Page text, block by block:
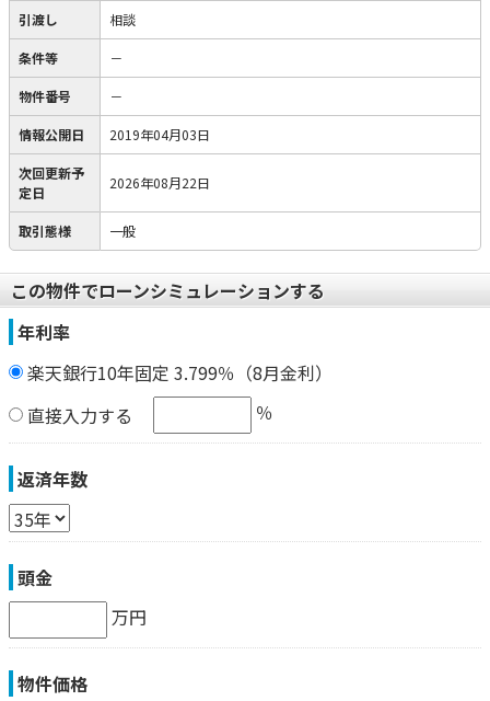
引渡し 相談
条件等 －
物件番号 －
情報公開日 2019年04月03日
次回更新予
定日
2026年08月22日
取引態様 一般
この物件でローンシミュレーションする
年利率
楽天銀行10年固定 3.799％（8月金利）
直接入力する
％
返済年数
頭金
万円
物件価格